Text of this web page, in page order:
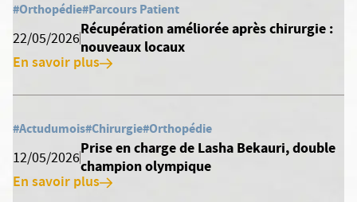
#Orthopédie#Parcours Patient
22/05/2026
Récupération améliorée après chirurgie :
nouveaux locaux
En savoir plus
#Actudumois#Chirurgie#Orthopédie
12/05/2026
Prise en charge de Lasha Bekauri, double
champion olympique
En savoir plus